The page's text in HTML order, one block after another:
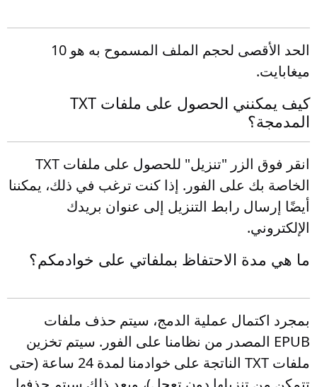
الحد الأقصى لحجم الملف المسموح به هو 10
ميغابايت.
كيف يمكنني الحصول على ملفات TXT
المدمجة؟
انقر فوق الزر "تنزيل" للحصول على ملفات TXT
الخاصة بك على الفور. إذا كنت ترغب في ذلك، يمكننا
أيضًا إرسال رابط التنزيل إلى عنوان بريدك
الإلكتروني.
ما هي مدة الاحتفاظ بملفاتي على خوادمكم؟
بمجرد اكتمال عملية الدمج، سيتم حذف ملفات
EPUB المصدر من نظامنا على الفور. سيتم تخزين
ملفات TXT الناتجة على خوادمنا لمدة 24 ساعة (حتى